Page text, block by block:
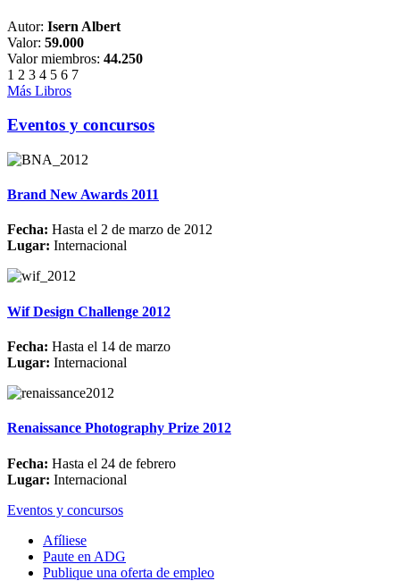
Autor: Isern Albert
Valor: 59.000
Valor miembros: 44.250
1 2 3 4 5 6 7
Más Libros
Eventos y concursos
Brand New Awards 2011
Fecha: Hasta el 2 de marzo de 2012
Lugar: Internacional
Wif Design Challenge 2012
Fecha: Hasta el 14 de marzo
Lugar: Internacional
Renaissance Photography Prize 2012
Fecha: Hasta el 24 de febrero
Lugar: Internacional
Eventos y concursos
Afíliese
Paute en ADG
Publique una oferta de empleo